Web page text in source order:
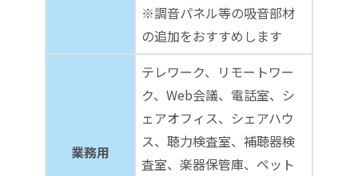
※調音パネル等の吸音部材
の追加をおすすめします
業務用
テレワーク、リモートワー
ク、Web会議、電話室、シ
ェアオフィス、シェアハウ
ス、聴力検査室、補聴器検
査室、楽器保管庫、ペット